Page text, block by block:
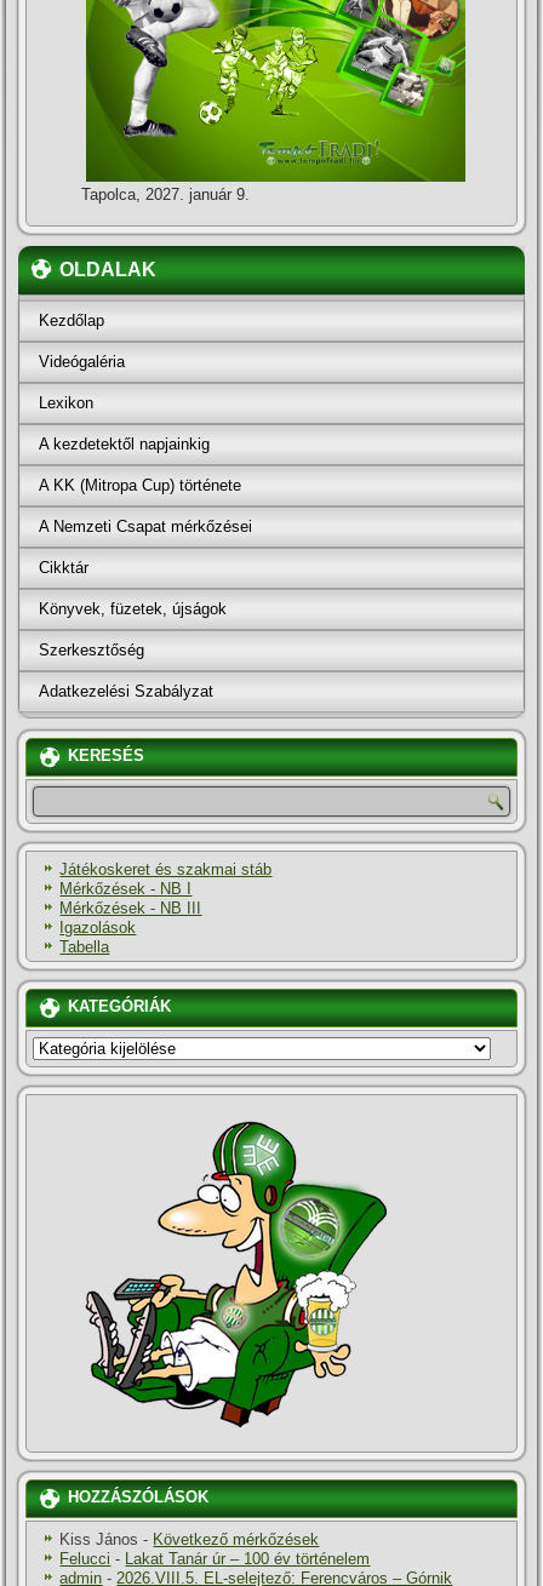
Tapolca, 2027. január 9.
OLDALAK
Kezdőlap
Videógaléria
Lexikon
A kezdetektől napjainkig
A KK (Mitropa Cup) története
A Nemzeti Csapat mérkőzései
Cikktár
Könyvek, füzetek, újságok
Szerkesztőség
Adatkezelési Szabályzat
KERESÉS
Játékoskeret és szakmai stáb
Mérkőzések - NB I
Mérkőzések - NB III
Igazolások
Tabella
KATEGÓRIÁK
KATEGÓRIÁK
HOZZÁSZÓLÁSOK
Kiss János - Következő mérkőzések
Felucci - Lakat Tanár úr – 100 év történelem
admin -2026.VIII.5. EL-selejtező: Ferencváros – Górnik